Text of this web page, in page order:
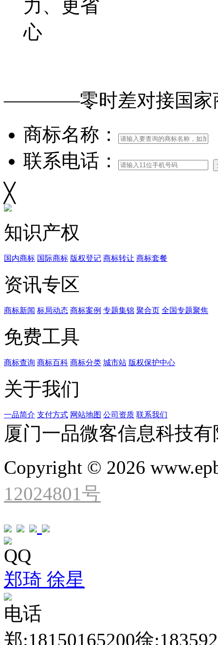
力、更省
心
————零时差对接国
商标名称：
联系电话：
╳
知识产权
国内商标 国际商标 版权登记 商标转让 商标套餐
资讯专区
商标新闻 标局动态 商标案例 专题集锦 聚合页 全国专题聚焦
免费工具
商标查询 商标百科 商标分类 城市站 版权保护中心
关于我们
一品简介 支付方式 网站地图 公司资质 联系我们
厦门一品微客信息科技
Copyright © 2026
12024801号
QQ
郑琦 徐星
电话
郑:18150165200徐